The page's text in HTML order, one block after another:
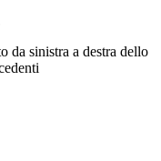
da sinistra a destra dello